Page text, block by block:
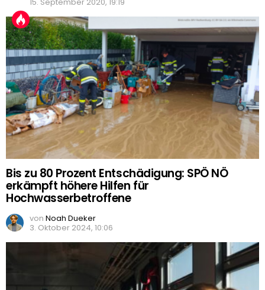
Bis zu 80 Prozent Entschädigung: SPÖ NÖ
erkämpft höhere Hilfen für
Hochwasserbetroffene
von Noah Dueker
3. Oktober 2024, 10:06